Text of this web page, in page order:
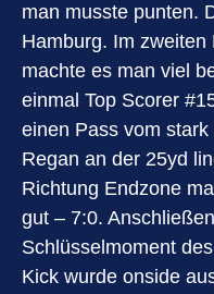
man musste punten.
Hamburg. Im
machte es man viel
einmal Top Scorer
einen Pass vom
Regan an der 25yd
Richtung Endzone
gut – 7:0.
Schlüsselmoment
Kick wurde onside